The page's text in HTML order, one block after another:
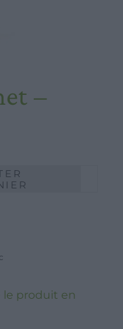
–
le produit en